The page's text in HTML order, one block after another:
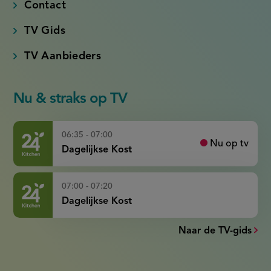
Contact
TV Gids
TV Aanbieders
Nu & straks op TV
06:35 - 07:00
Dagelijkse Kost
Nu op tv
07:00 - 07:20
Dagelijkse Kost
Naar de TV-gids